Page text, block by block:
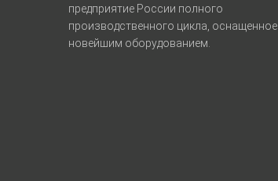
предприятие России полного
производственного цикла, оснащенное
новейшим оборудованием.